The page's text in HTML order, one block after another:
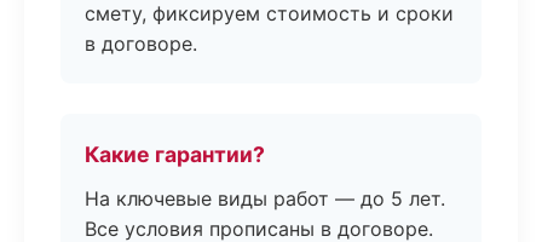
смету, фиксируем стоимость и сроки
в договоре.
Какие гарантии?
На ключевые виды работ — до 5 лет.
Все условия прописаны в договоре.